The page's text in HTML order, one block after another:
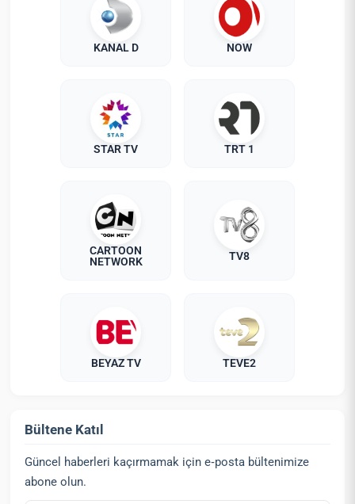
KANAL D NOW
STAR TV TRT 1
CARTOON
NETWORK
TV8
BEYAZ TV TEVE2
Bültene Katıl
Güncel haberleri kaçırmamak için e‑posta bültenimize
abone olun.